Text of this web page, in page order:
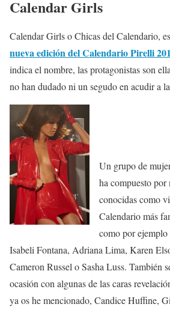
Calendar Girls
Calendar Girls o Chicas del Calendario,
nueva edición del Calendario Pirelli
indica el nombre, las protagonistas son
no han dudado ni un segudo en acudir a
Un grupo de
ha compuesto
conocidas como
Calendario más
como por
Isabeli Fontana, Adriana Lima, Karen
Cameron Russel o Sasha Luss. También
ocasión con algunas de las caras
ya os he mencionado, Candice Huffine,